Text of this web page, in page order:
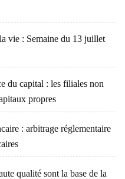
vie : Semaine du 13 juillet
du capital : les filiales non
propres
: arbitrage réglementaire
qualité sont la base de la